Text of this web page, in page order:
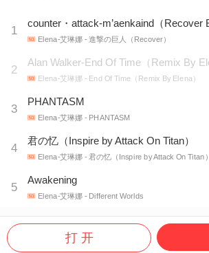
1
Elena-艾琳娜 - 進撃の巨人（Recover）
2
Elena-艾琳娜 - End Of Time（Remix By Elena）
3
PHANTASM
Elena-艾琳娜 - PHANTASM
4
君の忆（Inspire by Attack On Titan）
Elena-艾琳娜 - 君の忆（Inspire by Attack On Titan）
5
Awakening
Elena-艾琳娜 - Different Worlds
打 开